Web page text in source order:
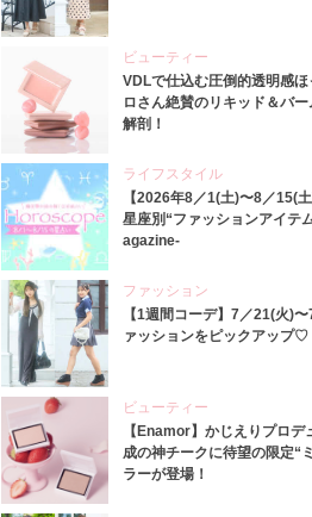
ビューティー
VDLで仕込む圧倒的透明感
ロさん絶賛のリキッド＆バ
解剖！
ライフスタイル
【2026年8／1(土)〜8／15(
星座別“ファッションアイテ
agazine-
ファッション
【1週間コーデ】7／21(火)
ァッションをピックアップ♡
ビューティー
【Enamor】かじえりプロ
成の神チークに待望の限定“
ラーが登場！